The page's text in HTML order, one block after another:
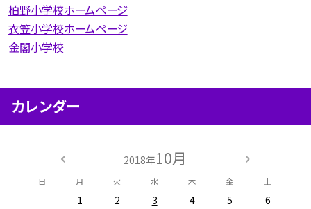
柏野小学校ホームページ
衣笠小学校ホームページ
金閣小学校
カレンダー
2018年10月
日 月 火 水 木 金 土
1 2 3 4 5
6